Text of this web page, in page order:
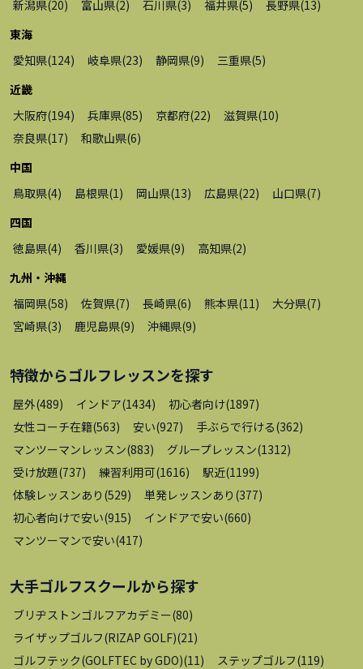
新潟県(20) 富山県(2) 石川県(3) 福井県(5) 長野県(13)
東海
愛知県(124) 岐阜県(23) 静岡県(9) 三重県(5)
近畿
大阪府(194) 兵庫県(85) 京都府(22) 滋賀県(10)
奈良県(17) 和歌山県(6)
中国
鳥取県(4) 島根県(1 ) 岡山県(13) 広島県(22) 山口県(7)
四国
徳島県(4) 香川県(3) 愛媛県(9) 高知県(2)
九州・沖縄
福岡県(58) 佐賀県(7) 長崎県(6) 熊本県(11 ) 大分県(7)
宮崎県(3) 鹿児島県(9) 沖縄県(9)
特徴からゴルフレッスンを探す
屋外(489) インドア(1434) 初心者向け(1897)
女性コーチ在籍(563) 安い(927) 手ぶらで行ける(362)
マンツーマンレッスン(883) グループレッスン(1312)
受け放題(737) 練習利用可(1616) 駅近(1199)
体験レッスンあり (529) 単発レッスンあり (377)
初心者向けで安い(915) インドアで安い(660)
マンツーマンで安い(417)
大手ゴルフスクールから探す
ブリヂストンゴルフアカデミー(80)
ライザップゴルフ(RIZAP GOLF)(21 )
ゴルフテック(GOLFTEC by GDO)(11 ) ステップゴルフ(119)